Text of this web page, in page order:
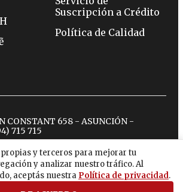
y terceros para mejorar tu
y analizar nuestro tráfico. Al
aceptás nuestra Política de privacidad.
Suscripción a Crédito
Política de Calidad
CONSTANT 658 - ASUNCIÓN -
715 715
facebook
tiktokyoutubespotify